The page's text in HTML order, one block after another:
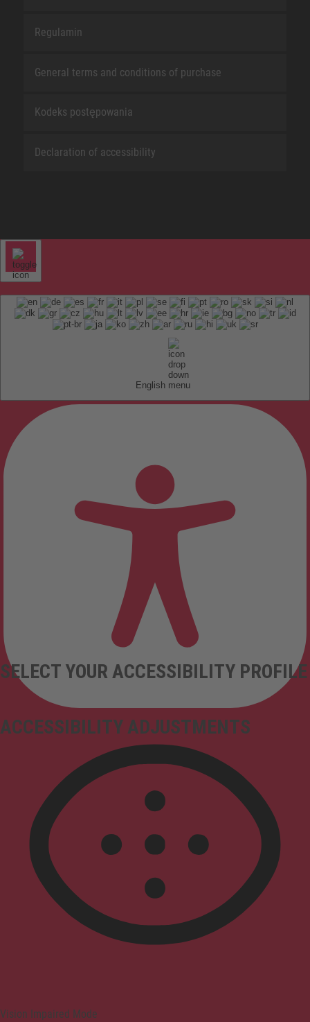
Regulamin
General terms and conditions of purchase
Kodeks postępowania
Declaration of accessibility
English
ACCESSIBILITY ADJUSTMENTS
SELECT YOUR ACCESSIBILITY PROFILE
Vision Impaired Mode